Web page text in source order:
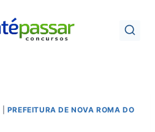
PREFEITURA DE NOVA ROMA DO